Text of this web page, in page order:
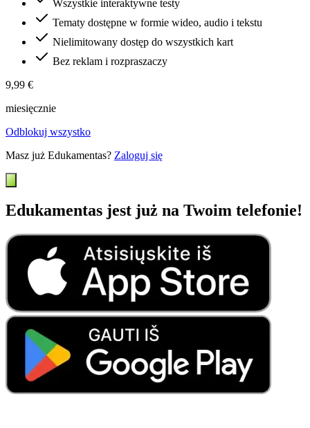
Wszystkie interaktywne testy
Tematy dostępne w formie wideo, audio i tekstu
Nielimitowany dostęp do wszystkich kart
Bez reklam i rozpraszaczy
9,99 €
miesięcznie
Odblokuj wszystko
Masz już Edukamentas? Zaloguj się
Edukamentas jest już na Twoim telefonie!